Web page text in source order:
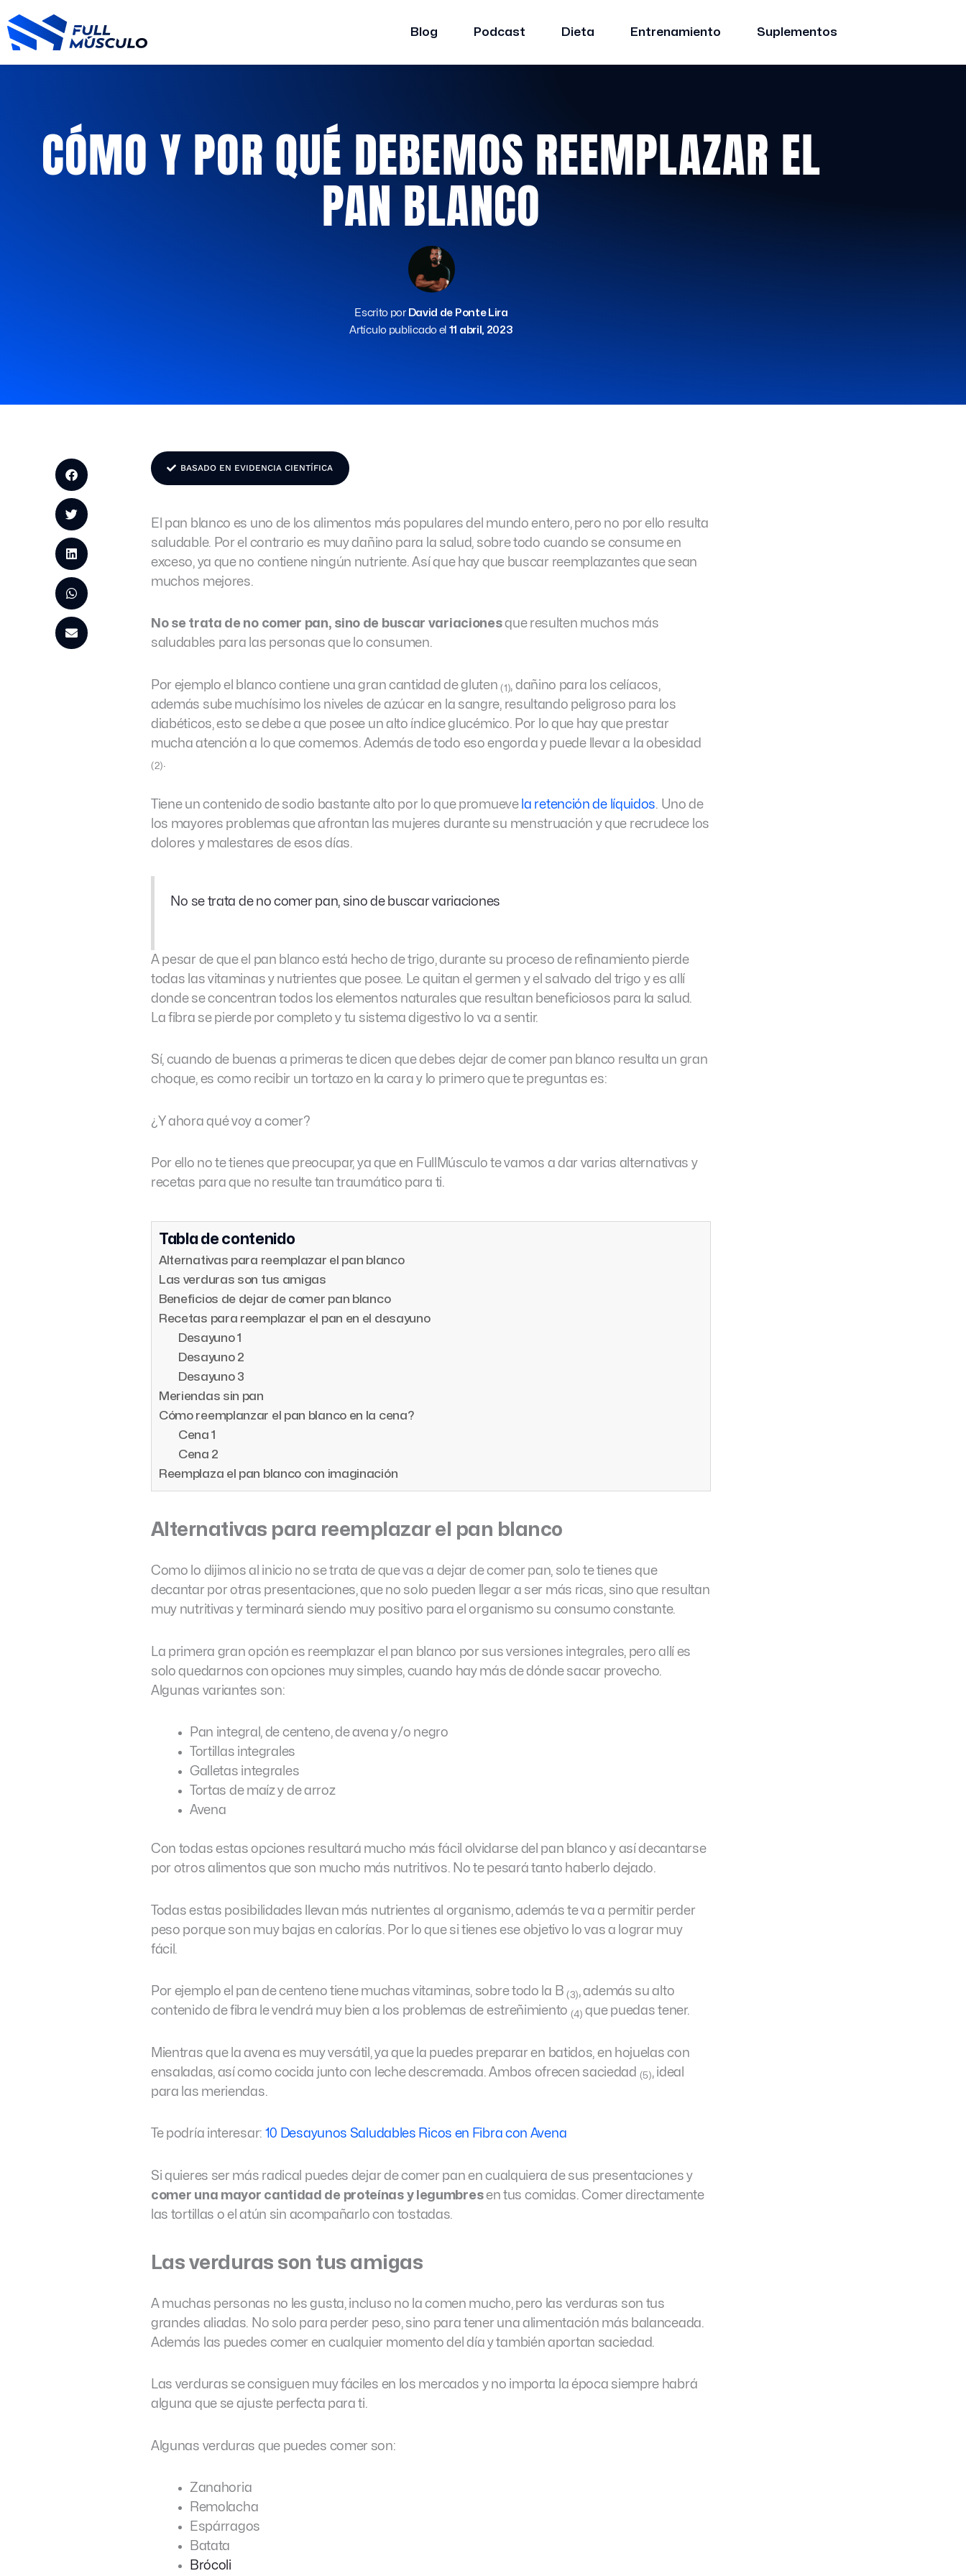
al
contenido
Blog Podcast Dieta Entrenamiento Suplementos
CÓMO Y POR QUÉ DEBEMOS REEMPLAZAR EL
PAN BLANCO
Escrito porDavid de Ponte Lira
Artículo publicado el 11 abril, 2023
BASADO EN EVIDENCIA CIENTÍFICA
El pan blanco es uno de los alimentos más populares del mundo entero, pero no por ello resulta
saludable. Por el contrario es muy dañino para la salud, sobre todo cuando se consume en
exceso, ya que no contiene ningún nutriente. Así que hay que buscar reemplazantes que sean
muchos mejores.
No se trata de no comer pan, sino de buscar variacionesque resulten muchos más
saludables para las personas que lo consumen.
Por ejemplo el blanco contiene una gran cantidad de gluten(1), dañino para los celíacos,
además sube muchísimo los niveles de azúcar en la sangre, resultando peligroso para los
diabéticos, esto se debe a que posee un alto índice glucémico. Por lo que hay que prestar
mucha atención a lo que comemos. Además de todo eso engorda y puede llevar a la obesidad
(2).
Tiene un contenido de sodio bastante alto por lo que promueve la retención de líquidos. Uno de
los mayores problemas que afrontan las mujeres durante su menstruación y que recrudece los
dolores y malestares de esos días.
No se trata de no comer pan, sino de buscar variaciones
A pesar de que el pan blanco está hecho de trigo, durante su proceso de refinamiento pierde
todas las vitaminas y nutrientes que posee. Le quitan el germen y el salvado del trigo y es allí
donde se concentran todos los elementos naturales que resultan beneficiosos para la salud.
La fibra se pierde por completo y tu sistema digestivo lo va a sentir.
Sí, cuando de buenas a primeras te dicen que debes dejar de comer pan blanco resulta un gran
choque, es como recibir un tortazo en la cara y lo primero que te preguntas es:
¿Y ahora qué voy a comer?
Por ello no te tienes que preocupar, ya que en FullMúsculo te vamos a dar varias alternativas y
recetas para que no resulte tan traumático para ti.
Tabla de contenido
Alternativas para reemplazar el pan blanco
Las verduras son tus amigas
Beneficios de dejar de comer pan blanco
Recetas para reemplazar el pan en el desayuno
Desayuno 1
Desayuno 2
Desayuno 3
Meriendas sin pan
Cómo reemplanzar el pan blanco en la cena?
Cena 1
Cena 2
Reemplaza el pan blanco con imaginación
Alternativas para reemplazar el pan blanco
Como lo dijimos al inicio no se trata de que vas a dejar de comer pan, solo te tienes que
decantar por otras presentaciones, que no solo pueden llegar a ser más ricas, sino que resultan
muy nutritivas y terminará siendo muy positivo para el organismo su consumo constante.
La primera gran opción es reemplazar el pan blanco por sus versiones integrales, pero allí es
solo quedarnos con opciones muy simples, cuando hay más de dónde sacar provecho.
Algunas variantes son:
Pan integral, de centeno, de avena y/o negro
Tortillas integrales
Galletas integrales
Tortas de maíz y de arroz
Avena
Con todas estas opciones resultará mucho más fácil olvidarse del pan blanco y así decantarse
por otros alimentos que son mucho más nutritivos. No te pesará tanto haberlo dejado.
Todas estas posibilidades llevan más nutrientes al organismo, además te va a permitir perder
peso porque son muy bajas en calorías. Por lo que si tienes ese objetivo lo vas a lograr muy
fácil.
Por ejemplo el pan de centeno tiene muchas vitaminas, sobre todo la B (3), además su alto
contenido de fibra le vendrá muy bien a los problemas de estreñimiento (4) que puedas tener.
Mientras que la avena es muy versátil, ya que la puedes preparar en batidos, en hojuelas con
ensaladas, así como cocida junto con leche descremada. Ambos ofrecen saciedad (5), ideal
para las meriendas.
Te podría interesar: 10 Desayunos Saludables Ricos en Fibra con Avena
Si quieres ser más radical puedes dejar de comer pan en cualquiera de sus presentaciones y
comer una mayor cantidad de proteínas y legumbresen tus comidas. Comer directamente
las tortillas o el atún sin acompañarlo con tostadas.
Las verduras son tus amigas
A muchas personas no les gusta, incluso no la comen mucho, pero las verduras son tus
grandes aliadas. No solo para perder peso, sino para tener una alimentación más balanceada.
Además las puedes comer en cualquier momento del día y también aportan saciedad.
Las verduras se consiguen muy fáciles en los mercados y no importa la época siempre habrá
alguna que se ajuste perfecta para ti.
Algunas verduras que puedes comer son:
Zanahoria
Remolacha
Espárragos
Batata
Brócoli